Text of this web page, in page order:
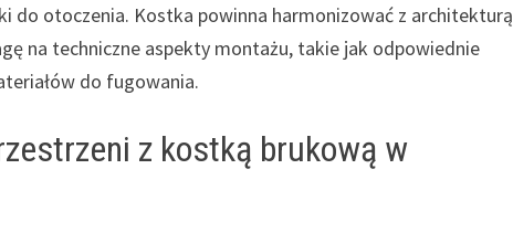
do otoczenia. Kostka powinna harmonizować z architekturą
na techniczne aspekty montażu, takie jak odpowiednie
do fugowania.
z kostką brukową w